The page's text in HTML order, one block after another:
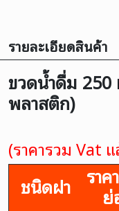
รายละเอียดสินค้า
ขวดน้ำดื่ม
พลาสติก)
(ราคารวม Vat
ชนิดฝา รา
ย่